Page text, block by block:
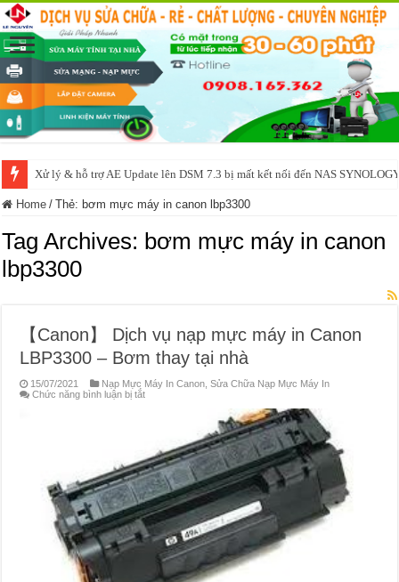
Xử lý & hỗ trợ AE Update lên DSM 7.3 bị mất kết nối đến NAS
Home / Thẻ:bơm mực máy in canon lbp3300
Tag Archives: bơm mực máy in canon
lbp3300
【Canon】 Dịch vụ nạp mực máy in Canon
LBP3300 – Bơm thay tại nhà
15/07/2021 Nạp Mực Máy In Canon ,Sửa Chữa Nạp Mực Máy In
Chức năng bình luận bị tắtở
mực
máy
in
Canon
LBP3300
–
Bơm
thay
tại